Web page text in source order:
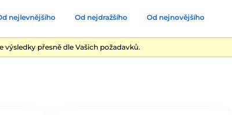
nejlevnějšího Od nejdražšího Od nejnovějšího
výsledky přesně dle Vašich požadavků.